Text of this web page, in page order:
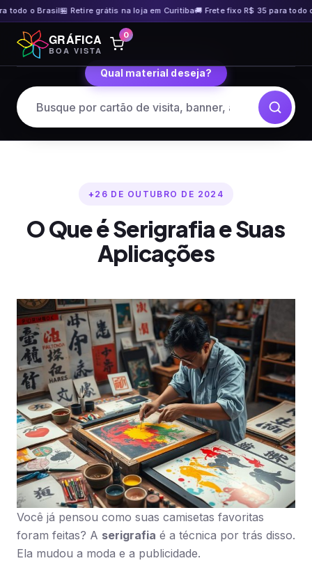
o Brasil🏪 Retire grátis na loja em Curitiba🚚 Frete fixo R$ 35 para todo o
Pular
para
o
GRÁFICA
BOA VISTA
0
Qual material deseja?
26 DE OUTUBRO DE 2024
O Que é Serigrafia e Suas
Aplicações
Você já pensou como suas camisetas favoritas
foram feitas? A serigrafia é a técnica por trás disso.
Ela mudou a moda e a publicidade.